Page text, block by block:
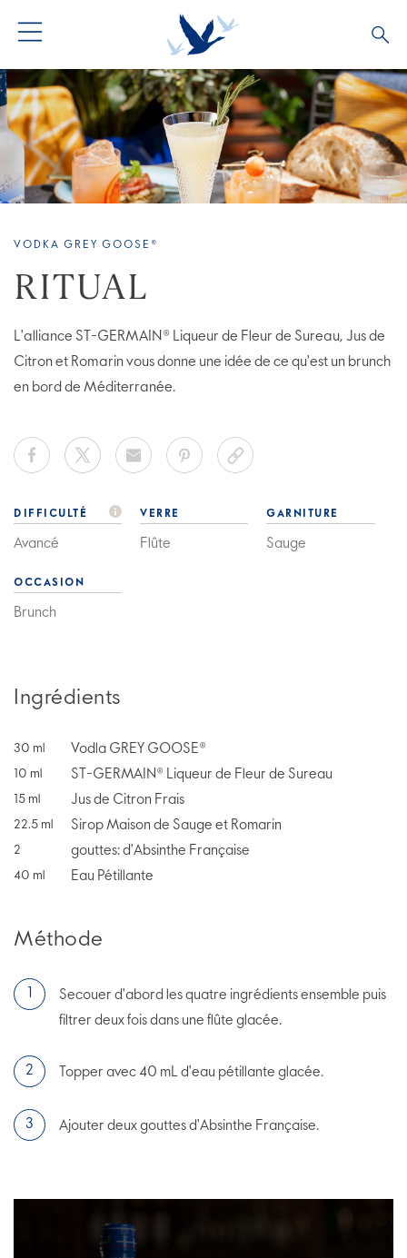
TOUS LES COCKTAILS
COLLECTIONS COCKTAILS
BARTENDERS
VODKA GREY GOOSE®
RITUAL
L'alliance ST-GERMAIN® Liqueur de Fleur de Sureau, Jus de
Citron et Romarin vous donne une idée de ce qu'est un brunch
en bord de Méditerranée.
DIFFICULTÉ
Avancé
VERRE
Flûte
GARNITURE
Sauge
OCCASION
Brunch
Ingrédients
30 ml Vodla GREY GOOSE®
10 ml ST-GERMAIN® Liqueur de Fleur de Sureau
15 ml Jus de Citron Frais
22.5 ml Sirop Maison de Sauge et Romarin
2 gouttes: d'Absinthe Française
40 ml Eau Pétillante
Méthode
Secouer d'abord les quatre ingrédients ensemble puis
filtrer deux fois dans une flûte glacée.
Topper avec 40 mL d'eau pétillante glacée.
Ajouter deux gouttes d'Absinthe Française.